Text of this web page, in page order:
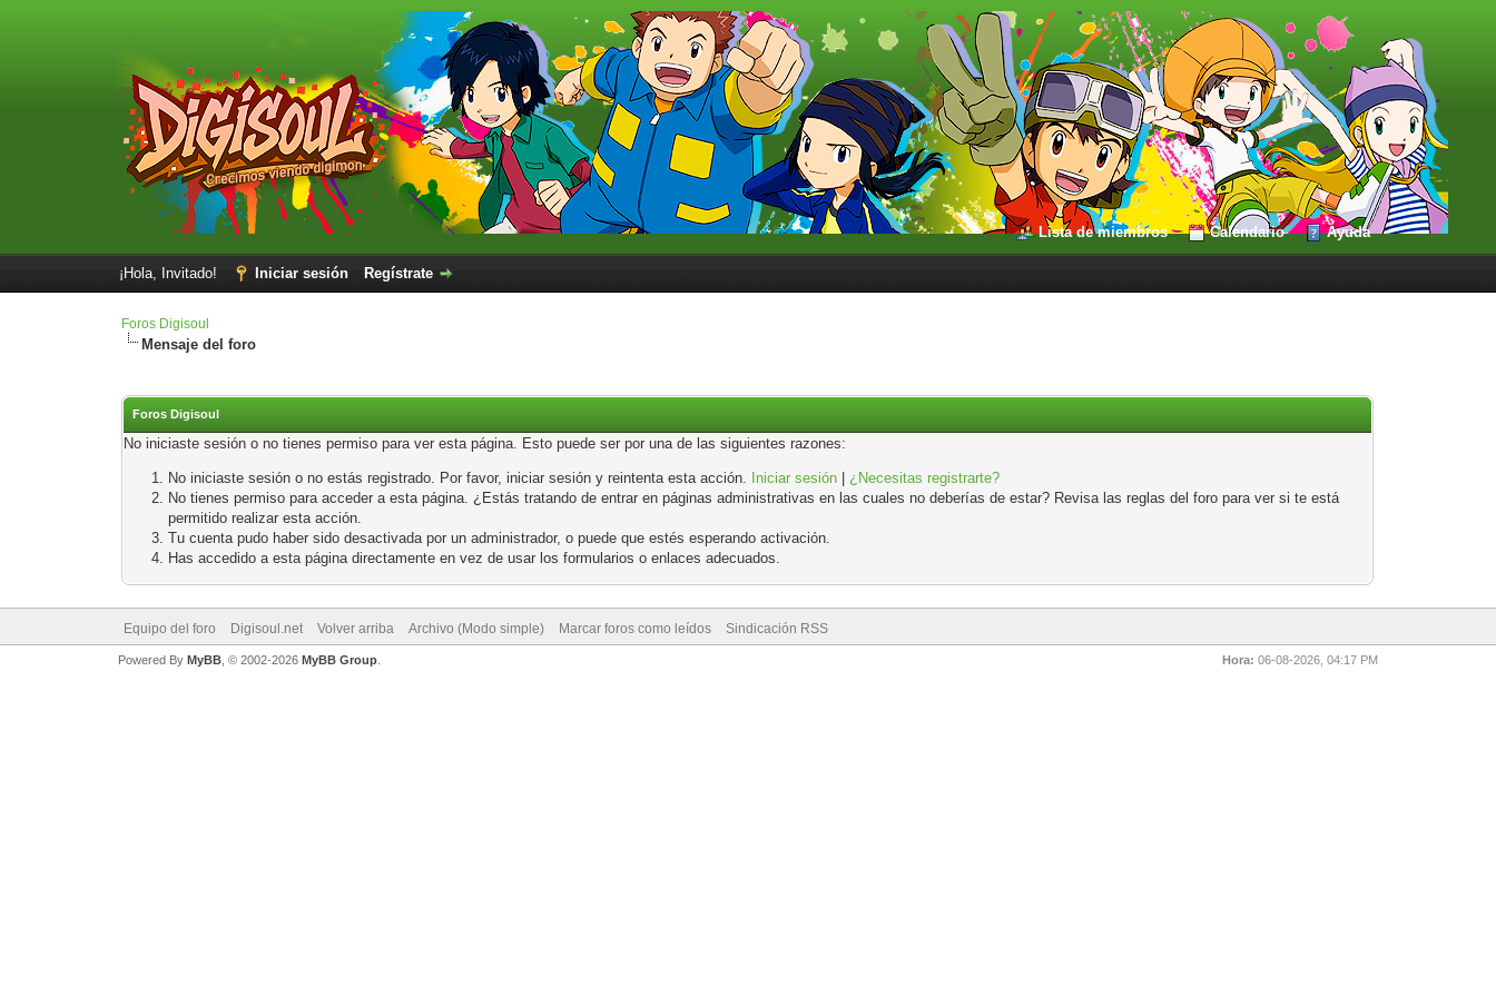
Lista de miembros Calendario Ayuda
¡Hola, Invitado! Iniciar sesión Regístrate
Foros Digisoul
Mensaje del foro
Foros Digisoul
No iniciaste sesión o no tienes permiso para ver esta página. Esto puede ser por una de las siguientes razones:
No iniciaste sesión o no estás registrado. Por favor, iniciar sesión y reintenta esta acción. Iniciar sesión |¿Necesitas registrarte?
No tienes permiso para acceder a esta página. ¿Estás tratando de entrar en páginas administrativas en las cuales no deberías de estar? Revisa las reglas del foro para ver si te está
permitido realizar esta acción.
Tu cuenta pudo haber sido desactivada por un administrador, o puede que estés esperando activación.
Has accedido a esta página directamente en vez de usar los formularios o enlaces adecuados.
Equipo del foro Digisoul.net Volver arriba Archivo (Modo simple) Marcar foros como leídos Sindicación RSS
Hora: 06-08-2026, 04:17 PM
Powered By MyBB, © 2002-2026 MyBB Group.